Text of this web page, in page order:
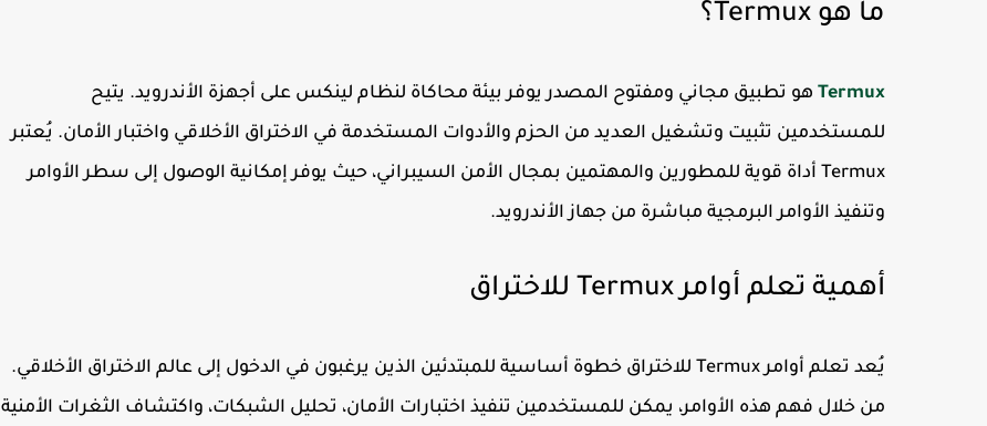
ما هو Termux؟
Termux هو تطبيق مجاني ومفتوح المصدر يوفر بيئة محاكاة لنظام لينكس على أجهزة الأندرويد. يتيح
للمستخدمين تثبيت وتشغيل العديد من الحزم والأدوات المستخدمة في الاختراق الأخلاقي واختبار الأمان. يُعتبر
Termux أداة قوية للمطورين والمهتمين بمجال الأمن السيبراني، حيث يوفر إمكانية الوصول إلى سطر الأوامر
وتنفيذ الأوامر البرمجية مباشرة من جهاز الأندرويد.
أهمية تعلم أوامر Termux للاختراق
يُعد تعلم أوامر Termux للاختراق خطوة أساسية للمبتدئين الذين يرغبون في الدخول إلى عالم الاختراق الأخلاقي.
من خلال فهم هذه الأوامر، يمكن للمستخدمين تنفيذ اختبارات الأمان، تحليل الشبكات، واكتشاف الثغرات الأمنية